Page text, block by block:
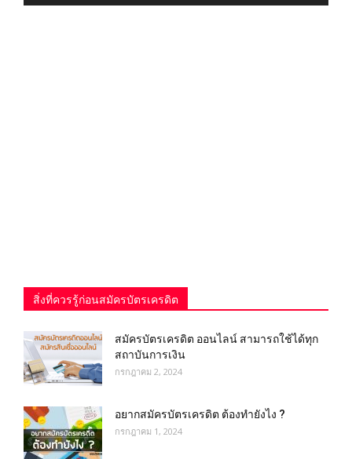
สิ่งที่ควรรู้ก่อนสมัครบัตรเครดิต
สมัครบัตรเครดิต ออนไลน์ สามารถใช้ได้ทุก
สถาบันการเงิน
กรกฎาคม 2, 2024
อยากสมัครบัตรเครดิต ต้องทำยังไง ?
กรกฎาคม 1, 2024